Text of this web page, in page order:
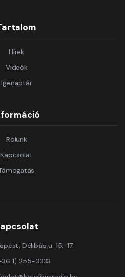
Hírek
Videók
Igenaptár
Rólunk
Kapcsolat
Délibáb u. 15.-17.
1) 255-3333